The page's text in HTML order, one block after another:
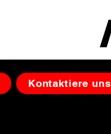
Kontaktiere uns